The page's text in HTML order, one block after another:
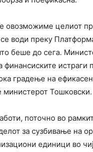
овозможиме целиот
води преку
беше до сега.
истраги
градење на
министерот Тошковски.
поточно во
за сузбивање на
единици во